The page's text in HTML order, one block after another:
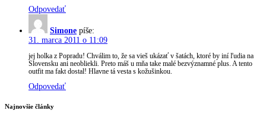
Odpovedať
Simone píše:
31. marca 2011 o 11:09
jej holka z Popradu! Chválim to, že sa vieš ukázať v šatách, ktoré by iní ľudia na
Slovensku ani neobliekli. Preto máš u mňa take malé bezvýznamné plus. A tento
outfit ma fakt dostal! Hlavne tá vesta s kožušinkou.
Odpovedať
Najnovšie články